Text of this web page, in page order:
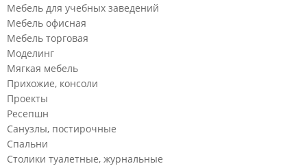
Мебель для учебных заведений
Мебель офисная
Мебель торговая
Моделинг
Мягкая мебель
Прихожие, консоли
Проекты
Ресепшн
Санузлы, постирочные
Спальни
Столики туалетные, журнальные